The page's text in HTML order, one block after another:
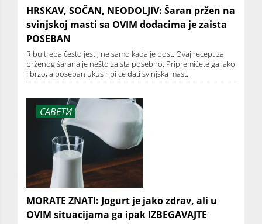
HRSKAV, SOČAN, NEODOLJIV: Šaran pržen na
svinjskoj masti sa OVIM dodacima je zaista
POSEBAN
Ribu treba često jesti, ne samo kada je post. Ovaj recept za
prženog šarana je nešto zaista posebno. Pripremićete ga lako
i brzo, a poseban ukus ribi će dati svinjska mast.
САВЕТИ
MORATE ZNATI: Jogurt je jako zdrav, ali u
OVIM situacijama ga ipak IZBEGAVAJTE